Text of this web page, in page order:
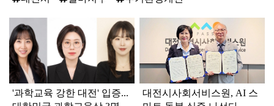
탑
라
인
'과학교육 강한 대전' 입증...
대전시사회서비스원, AI 스